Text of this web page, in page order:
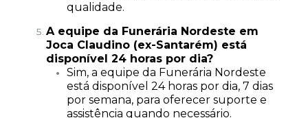
qualidade.
A equipe da Funerária Nordeste em
Joca Claudino (ex-Santarém) está
disponível 24 horas por dia?
Sim, a equipe da Funerária Nordeste
está disponível 24 horas por dia, 7 dias
por semana, para oferecer suporte e
assistência quando necessário.